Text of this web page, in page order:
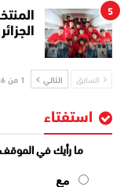
5
السابق التالي 1 من 3٬086
استفتاء
ما رأيك في الموقف
مع